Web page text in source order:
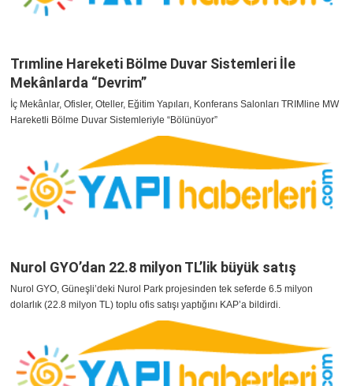
Trımline Hareketi Bölme Duvar Sistemleri İle
Mekânlarda “Devrim”
İç Mekânlar, Ofisler, Oteller, Eğitim Yapıları, Konferans Salonları TRIMline MW
Hareketli Bölme Duvar Sistemleriyle “Bölünüyor”
Nurol GYO’dan 22.8 milyon TL’lik büyük satış
Nurol GYO, Güneşli’deki Nurol Park projesinden tek seferde 6.5 milyon
dolarlık (22.8 milyon TL) toplu ofis satışı yaptığını KAP’a bildirdi.